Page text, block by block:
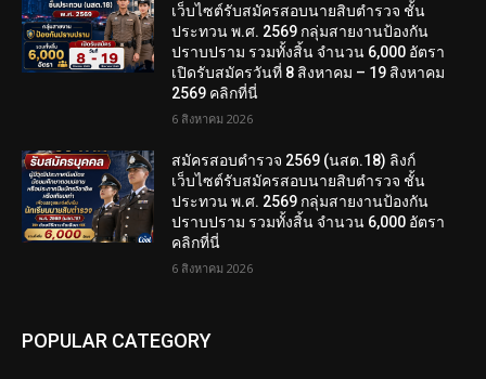
เว็บไซต์รับสมัครสอบนายสิบตำรวจ ชั้น
ประทวน พ.ศ. 2569 กลุ่มสายงานป้องกัน
ปราบปราม รวมทั้งสิ้น จำนวน 6,000 อัตรา
เปิดรับสมัครวันที่ 8 สิงหาคม – 19 สิงหาคม
2569 คลิกที่นี่
6 สิงหาคม 2026
สมัครสอบตํารวจ 2569 (นสต.18) ลิงก์
เว็บไซต์รับสมัครสอบนายสิบตำรวจ ชั้น
ประทวน พ.ศ. 2569 กลุ่มสายงานป้องกัน
ปราบปราม รวมทั้งสิ้น จำนวน 6,000 อัตรา
คลิกที่นี่
6 สิงหาคม 2026
POPULAR CATEGORY